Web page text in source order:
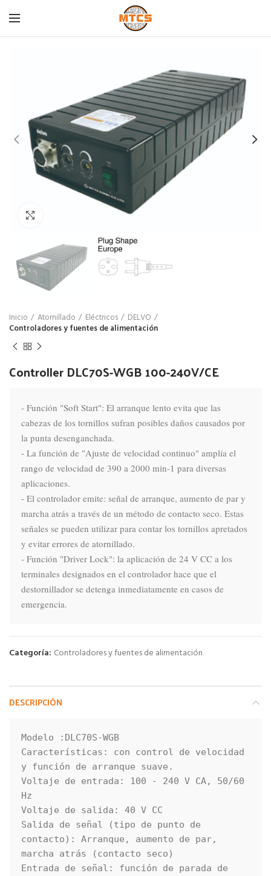
Inicio Atornillado Eléctricos
DELVO
Controladores y fuentes de alimentación
Controller DLC70S-WGB 100-240V/CE
- Función "Soft Start": El arranque lento evita que las
cabezas de los tornillos sufran posibles daños causados ​​por
la punta desenganchada.
- La función de "Ajuste de velocidad continuo" amplía el
rango de velocidad de 390 a 2000 min-1 para diversas
aplicaciones.
- El controlador emite: señal de arranque, aumento de par y
marcha atrás a través de un método de contacto seco. Estas
señales se pueden utilizar para contar los tornillos apretados
y evitar errores de atornillado.
- Función "Driver Lock": la aplicación de 24 V CC a los
terminales designados en el controlador hace que el
destornillador se detenga inmediatamente en casos de
emergencia.
Categoría: Controladores y fuentes de alimentación
DESCRIPCIÓN
Modelo :DLC70S-WGB
Características: con control de velocidad
y función de arranque suave.
Voltaje de entrada: 100 - 240 V CA, 50/60
Hz
Voltaje de salida: 40 V CC
Salida de señal (tipo de punto de
contacto): Arranque, aumento de par,
marcha atrás (contacto seco)
Entrada de señal: función de parada de